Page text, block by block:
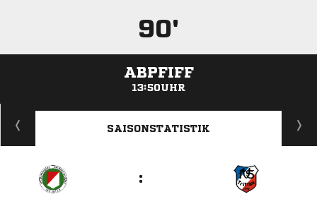
90'
ABPFIFF
13:50UHR
ANZEIGE
SAISONSTATISTIK
: